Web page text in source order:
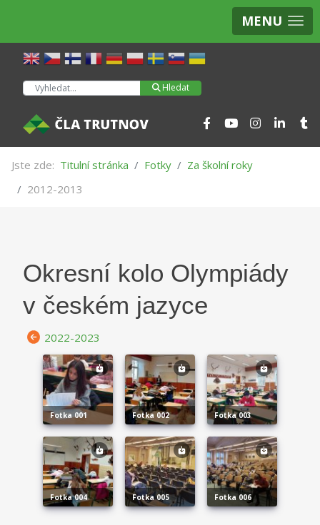
MENU
Hledat Hledat
Jste zde: Titulní stránka Fotky
Za školní roky
2012-2013
Okresní kolo Olympiády
v českém jazyce
2022-2023
fotka 001 fotka 002 fotka 003
fotka 004 fotka 005 fotka 006